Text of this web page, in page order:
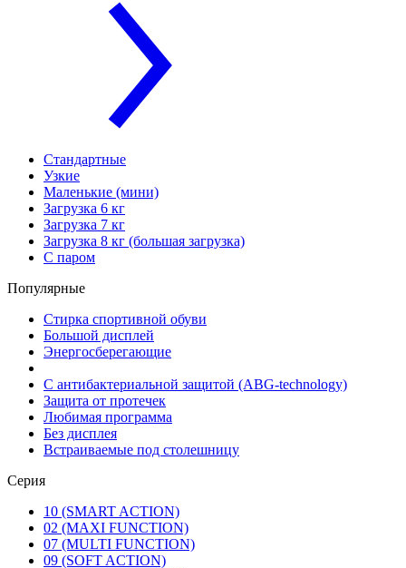
Стандартные
Узкие
Маленькие (мини)
Загрузка 6 кг
Загрузка 7 кг
Загрузка 8 кг (большая загрузка)
С паром
Популярные
Стирка спортивной обуви
Большой дисплей
Энергосберегающие
С антибактериальной защитой (ABG-technology)
Защита от протечек
Любимая программа
Без дисплея
Встраиваемые под столешницу
Серия
10 (SMART ACTION)
02 (MAXI FUNCTION)
07 (MULTI FUNCTION)
09 (SOFT ACTION)